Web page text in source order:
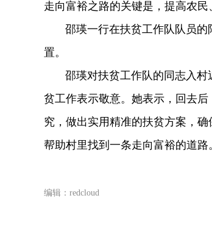
走向富裕之路的关键是，提高农
邵瑛一行在扶贫工作队队员的
置。
邵瑛对扶贫工作队的同志入村
贫工作表示敬意。她表示，回去
究，做出实用精准的扶贫方案，
帮助村里找到一条走向富裕的道路
编辑：redcloud